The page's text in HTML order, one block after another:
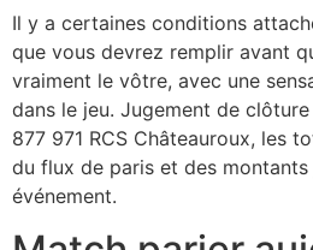
Il y a certaines conditions
que vous devrez remplir avant
vraiment le vôtre, avec une
dans le jeu. Jugement de
877 971 RCS Châteauroux, les
du flux de paris et des montants
événement.